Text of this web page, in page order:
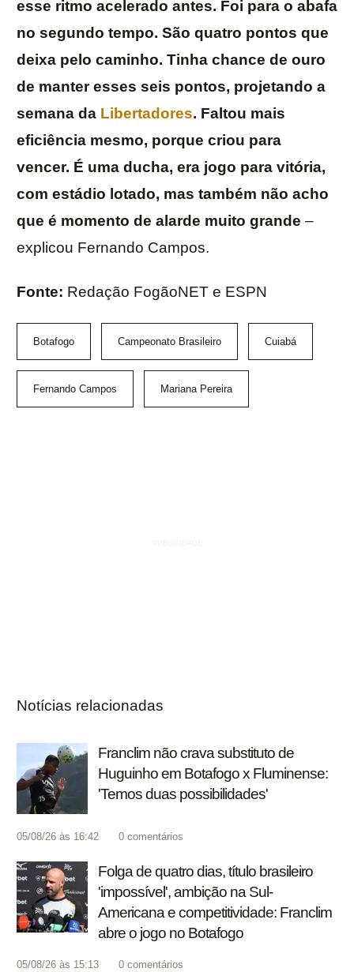
esse ritmo acelerado antes. Foi para o abafa
no segundo tempo. São quatro pontos que
deixa pelo caminho. Tinha chance de ouro
de manter esses seis pontos, projetando a
semana da Libertadores. Faltou mais
eficiência mesmo, porque criou para
vencer. É uma ducha, era jogo para vitória,
com estádio lotado, mas também não acho
que é momento de alarde muito grande –
explicou Fernando Campos.
Fonte: Redação FogãoNET e ESPN
Botafogo Campeonato Brasileiro Cuiabá
Fernando Campos Mariana Pereira
Notícias relacionadas
Franclim não crava substituto de
Huguinho em Botafogo x Fluminense:
'Temos duas possibilidades'
05/08/26 às 16:42 0 comentários
Folga de quatro dias, título brasileiro
'impossível', ambição na Sul-
Americana e competitividade: Franclim
abre o jogo no Botafogo
05/08/26 às 15:13 0 comentários